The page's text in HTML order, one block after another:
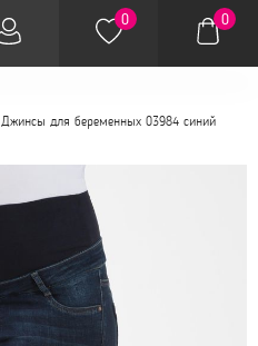
0 0
Джинсы для беременных 03984 синий